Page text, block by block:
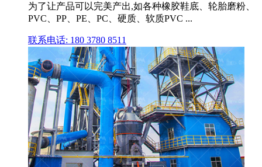
为了让产品可以完美产出,如各种橡胶鞋底、轮胎磨粉、
PVC、PP、PE、PC、硬质、软质PVC ...
联系电话: 180 3780 8511